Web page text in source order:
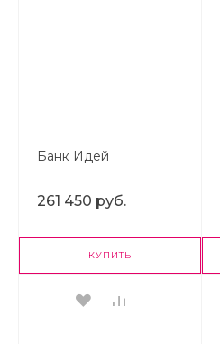
Банк Идей
261 450 руб.
КУПИТЬ